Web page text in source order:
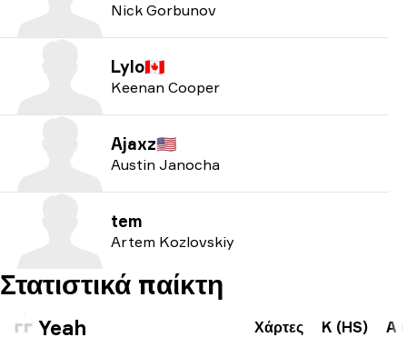
Nick Gorbunov
Lylo🇨🇦
Keenan Cooper
Ajaxz🇺🇸
Austin Janocha
tem
Artem Kozlovskiy
Στατιστικά παίκτη
Yeah Χάρτες K (HS) A